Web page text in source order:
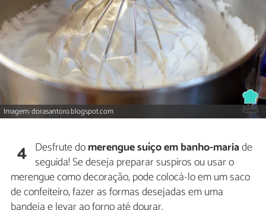
Imagem: dorasantoro.blogspot.com
4 Desfrute domerengue suíço em banho-mariade
seguida! Se deseja preparar suspiros ou usar o
merengue como decoração, pode colocá-lo em um saco
de confeiteiro, fazer as formas desejadas em uma